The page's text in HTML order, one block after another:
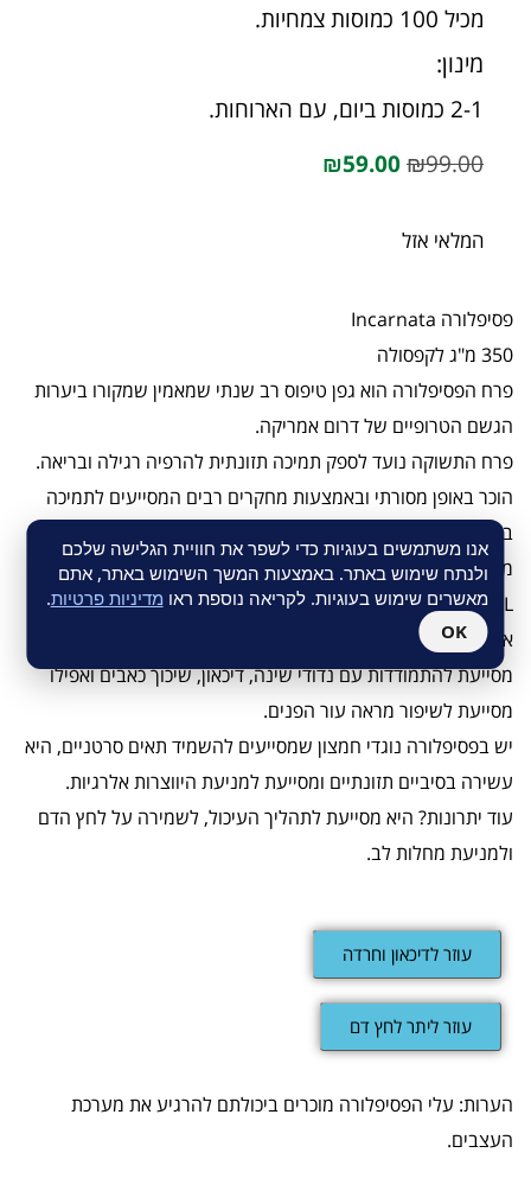
מכיל 100 כמוסות צמחיות.
מינון:
2-1 כמוסות ביום, עם הארוחות.
₪99.00
₪59.00
המלאי אזל
פסיפלורה Incarnata
350 מ"ג לקפסולה
פרח הפסיפלורה הוא גפן טיפוס רב שנתי שמאמין שמקורו ביערות
הגשם הטרופיים של דרום אמריקה.
פרח התשוקה נועד לספק תמיכה תזונתית להרפיה רגילה ובריאה.
הוכר באופן מסורתי ובאמצעות מחקרים רבים המסייעים לתמיכה
בהרפיה.
מחקרים מצביעים על כך שהבפלבנואידים שנמצאים בתוך
Passiflora incarnata L עשויים לתרום להשפעתו הטיפולית.
אז מה הפסיפלורה עושה (מעבר לעינוג בלוטות הטעם)? היא
מסייעת להתמודדות עם נדודי שינה, דיכאון, שיכוך כאבים ואפילו
מסייעת לשיפור מראה עור הפנים.
יש בפסיפלורה נוגדי חמצון שמסייעים להשמיד תאים סרטניים, היא
עשירה בסיביים תזונתיים ומסייעת למניעת היווצרות אלרגיות.
עוד יתרונות? היא מסייעת לתהליך העיכול, לשמירה על לחץ הדם
ולמניעת מחלות לב.
עוזר לדיכאון וחרדה
עוזר ליתר לחץ דם
הערות: עלי הפסיפלורה מוכרים ביכולתם להרגיע את מערכת
העצבים.
אנו משתמשים בעוגיות כדי לשפר את חוויית הגלישה שלכם
ולנתח שימוש באתר. באמצעות המשך השימוש באתר, אתם
מאשרים שימוש בעוגיות. לקריאה נוספת ראו מדיניות פרטיות.
OK